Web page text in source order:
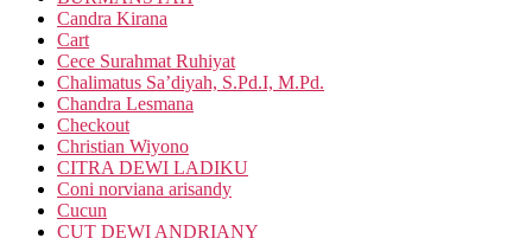
Candra Kirana
Cart
Cece Surahmat Ruhiyat
Chalimatus Sa’diyah, S.Pd.I, M.Pd.
Chandra Lesmana
Checkout
Christian Wiyono
CITRA DEWI LADIKU
Coni norviana arisandy
Cucun
CUT DEWI ANDRIANY